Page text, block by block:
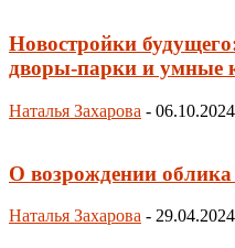
Новостройки
дворы-парки и умные
Наталья Захарова - 06.10.2024
О возрождении облика
Наталья Захарова - 29.04.2024